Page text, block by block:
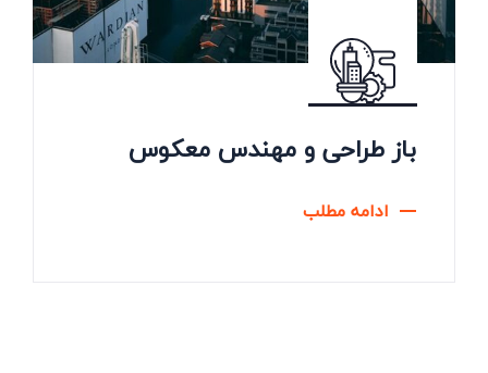
باز طراحی و مهندس معکوس
ادامه مطلب